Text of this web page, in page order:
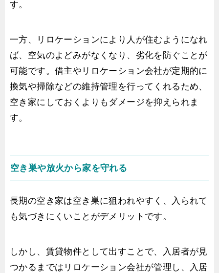
す。
一方、リロケーションにより人が住むようになれ
ば、空気のよどみがなくなり、劣化を防ぐことが
可能です。借主やリロケーション会社が定期的に
換気や掃除などの維持管理を行ってくれるため、
空き家にしておくよりもダメージを抑えられま
す。
空き巣や放火から家を守れる
長期の空き家は空き巣に狙われやすく、入られて
も気づきにくいことがデメリットです。
しかし、賃貸物件として出すことで、入居者が見
つかるまではリロケーション会社が管理し、入居